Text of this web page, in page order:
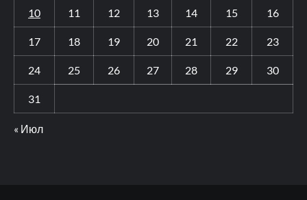
10 11 12 13 14 15 16
17 18 19 20 21 22 23
24 25 26 27 28 29 30
31
« Июл